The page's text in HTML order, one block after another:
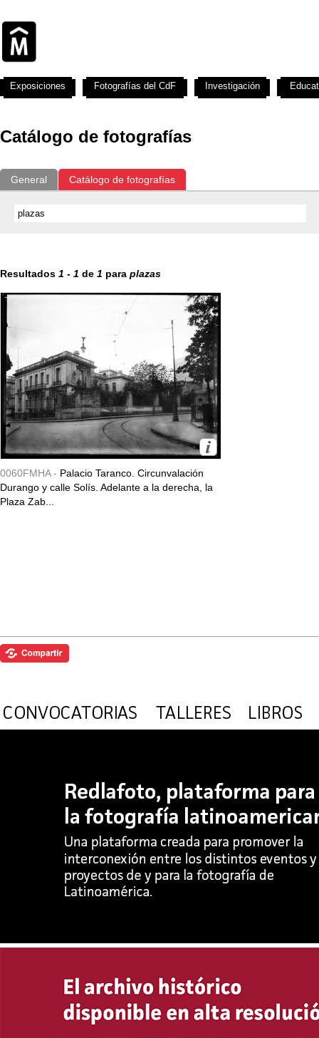
Catálogo de fotografías
General Catálogo de fotografías
Resultados 1 - 1 de 1 para plazas
0060FMHA - Palacio Taranco. Circunvalación
Durango y calle Solís. Adelante a la derecha, la
Plaza Zab...
Exposiciones Fotografías del CdF Investigación